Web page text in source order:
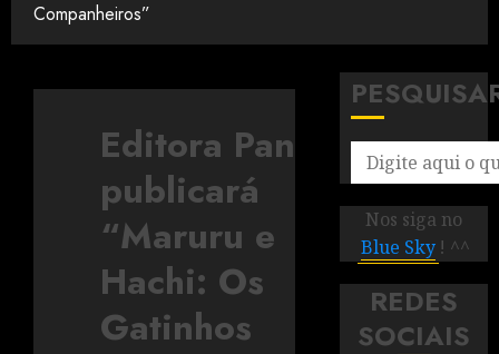
Companheiros”
Editora Panini
publicará
“Maruru e
Hachi: Os
Gatinhos
Nos siga no
Blue Sky ! ^^
REDES
SOCIAIS